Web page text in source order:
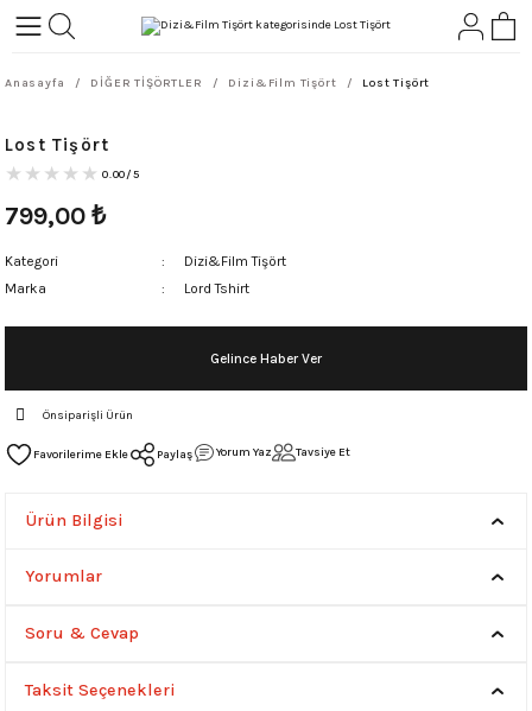
Geri Dön
ROCK
Geri Dön
Anasayfa DİĞER TİŞÖRTLER Dizi&Film Tişört Lost Tişört
Lost Tişört
0.00/5
799,00 ₺
Kategori
Dizi&Film Tişört
Marka
Lord Tshirt
Gelince Haber Ver
Önsiparişli Ürün
Paylaş Yorum Yaz Tavsiye Et
Ürün Bilgisi
Yorumlar
Soru & Cevap
Taksit Seçenekleri